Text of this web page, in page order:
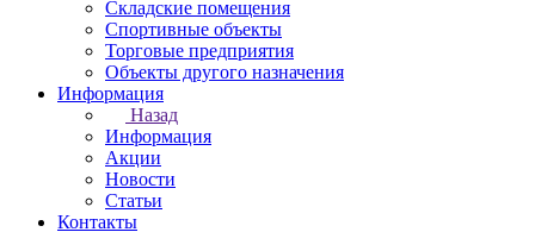
Складские помещения
Спортивные объекты
Торговые предприятия
Объекты другого назначения
Информация
Назад
Информация
Акции
Новости
Статьи
Контакты